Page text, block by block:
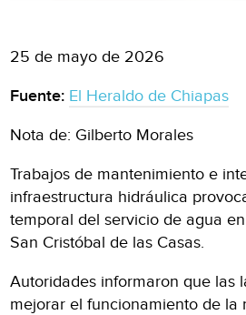
25 de mayo de 2026
Fuente: El Heraldo de Chiapas
Nota de: Gilberto Morales
Trabajos de mantenimiento e
infraestructura hidráulica
temporal del servicio de agua
San Cristóbal de las Casas.
Autoridades informaron que las
mejorar el funcionamiento de la